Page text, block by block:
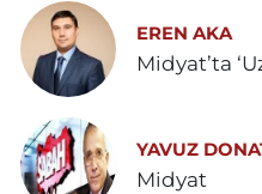
EREN AKA
Midyat’ta
YAVUZ
Midyat